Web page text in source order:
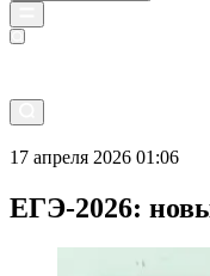
17 апреля 2026 01:06
ЕГЭ-2026: